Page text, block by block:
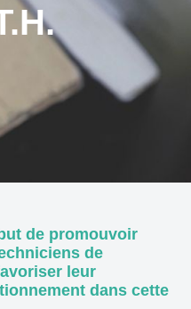
de promouvoir
de
leur
dans cette